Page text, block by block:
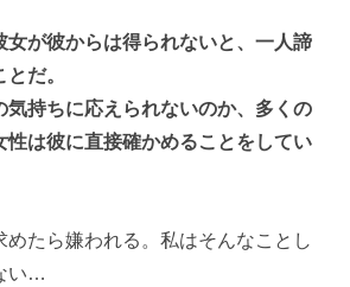
女が彼からは得られないと、一人諦
だ。
気持ちに応えられないのか、多くの
性は彼に直接確かめることをしてい
めたら嫌われる。私はそんなことし
い…